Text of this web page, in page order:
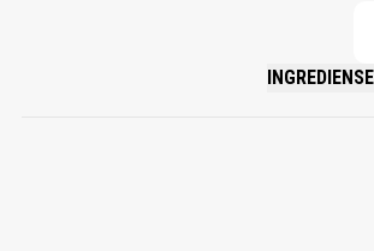
ALCOHOL
BENZYL